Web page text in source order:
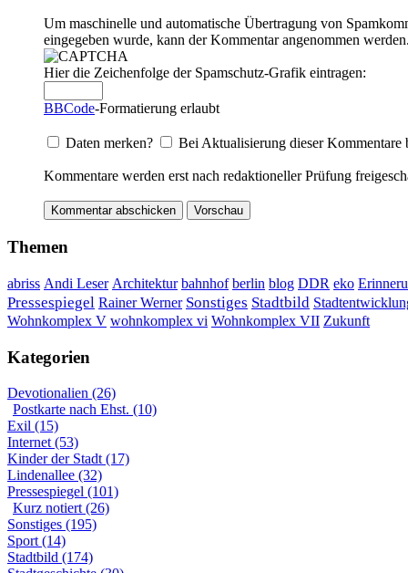
Um maschinelle und automatische Übertragung von
eingegeben wurde, kann der Kommentar angenommen
Hier die Zeichenfolge der Spamschutz-Grafik eintragen:
BBCode-Formatierung erlaubt
Daten merken? Bei Aktualisierung dieser Kommentare
Kommentare werden erst nach redaktioneller Prüfung
Themen
abriss Andi Leser Architektur bahnhof berlin blog DDR eko
Pressespiegel Rainer Werner Sonstiges Stadtbild
Wohnkomplex V wohnkomplex vi Wohnkomplex VII Zukunft
Kategorien
Devotionalien (26)
Postkarte nach Ehst. (10)
Exil (15)
Internet (53)
Kinder der Stadt (17)
Lindenallee (32)
Pressespiegel (101)
Kurz notiert (26)
Sonstiges (195)
Sport (14)
Stadtbild (174)